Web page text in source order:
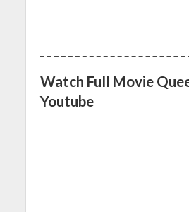
Watch Full Movie
Youtube